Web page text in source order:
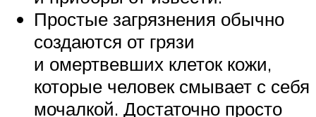
Простые загрязнения обычно
создаются от грязи
и омертвевших клеток кожи,
которые человек смывает с себя
мочалкой. Достаточно просто